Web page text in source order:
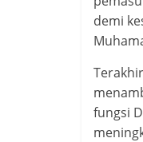
demi
fungsi